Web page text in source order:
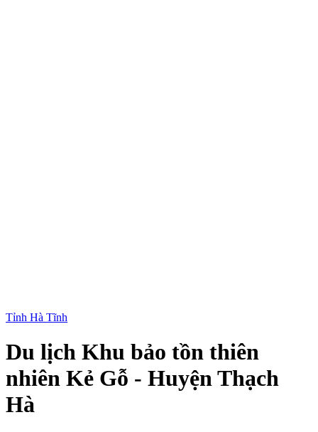
Tỉnh Hà Tĩnh
Du lịch Khu bảo tồn thiên
nhiên Kẻ Gỗ - Huyện Thạch
Hà